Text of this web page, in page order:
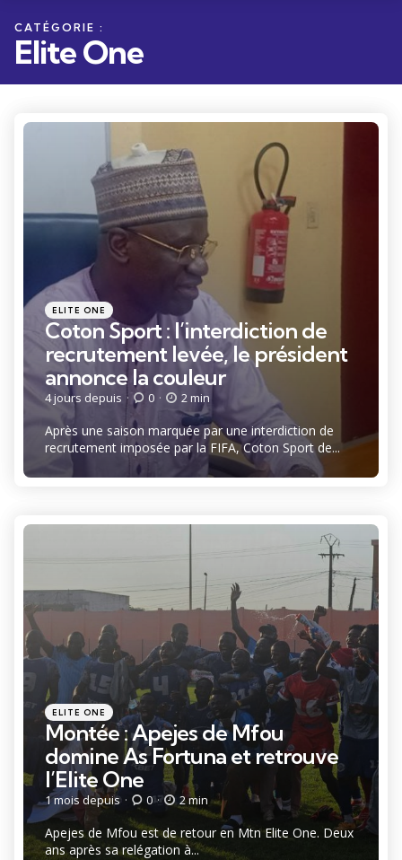
CATÉGORIE :
Elite One
Catégories
Posté
dans
ELITE ONE
Coton Sport : l’interdiction de
recrutement levée, le président
annonce la couleur
4 jours depuis 0 2 min
Après une saison marquée par une interdiction de
recrutement imposée par la FIFA, Coton Sport de...
Catégories
Posté
dans
ELITE ONE
Montée : Apejes de Mfou
domine As Fortuna et retrouve
l’Elite One
1 mois depuis 0 2 min
Apejes de Mfou est de retour en Mtn Elite One. Deux
ans après sa relégation à...